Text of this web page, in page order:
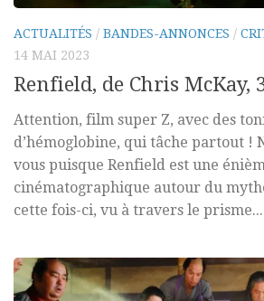
ACTUALITÉS / BANDES-ANNONCES /
14 MAI 2023
Renfield, de Chris McKay,
Attention, film super Z, avec des
d’hémoglobine, qui tâche partout !
vous puisque Renfield est une
cinématographique autour du
cette fois-ci, vu à travers le prisme...